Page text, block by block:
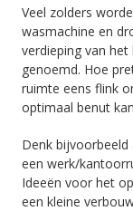
Veel zolders
wasmachine en
verdieping van het
genoemd. Hoe
ruimte eens flink
optimaal benut
Denk bijvoorbeeld
een werk/
Ideeën voor het
een kleine